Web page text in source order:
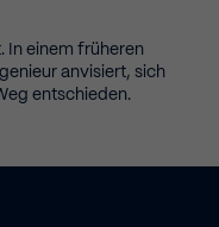
In einem früheren
anvisiert, sich
entschieden.